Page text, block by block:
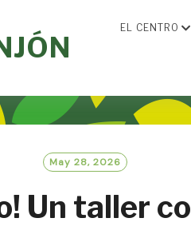
EL CENTRO
May 28, 2026
Un taller